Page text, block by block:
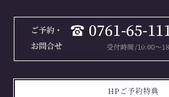
HPご予約特典